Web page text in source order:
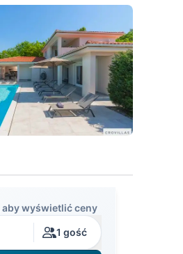
wyświetlić ceny
1 gość